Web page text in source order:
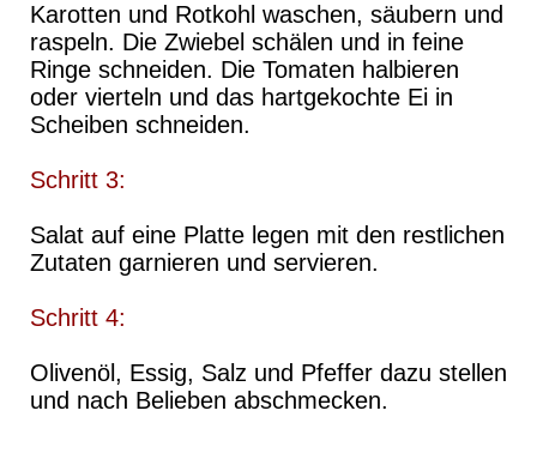
Karotten und Rotkohl waschen, säubern und
raspeln. Die Zwiebel schälen und in feine
Ringe schneiden. Die Tomaten halbieren
oder vierteln und das hartgekochte Ei in
Scheiben schneiden.
Schritt 3:
Salat auf eine Platte legen mit den restlichen
Zutaten garnieren und servieren.
Schritt 4:
Olivenöl, Essig, Salz und Pfeffer dazu stellen
und nach Belieben abschmecken.